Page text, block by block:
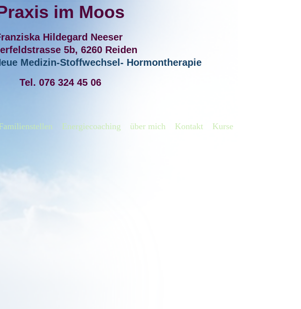
im Moos
Hildegard Neeser
5b, 6260 Reiden
Medizin-Stoffwechsel- Hormontherapie
Tel. 076 324 45 06
Energiecoaching über mich Kontakt Kurse